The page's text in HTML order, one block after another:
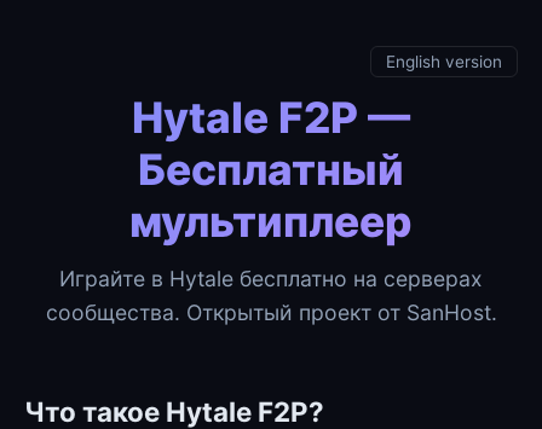
English version
Hytale F2P —
Бесплатный
мультиплеер
Играйте в Hytale бесплатно на серверах
сообщества. Открытый проект от SanHost.
Что такое Hytale F2P?